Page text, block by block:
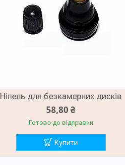
Ніпель для безкамерних дисків
58,80 ₴
Готово до відправки
Купити